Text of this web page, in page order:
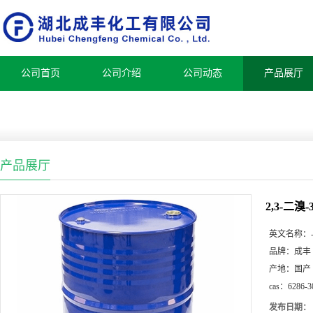
公司首页 公司介绍 公司动态 产品展厅
产品展厅
2,3-二溴-
英文名称： -
品牌： 成丰
产地：
国产
cas： 6286-
发布日期：